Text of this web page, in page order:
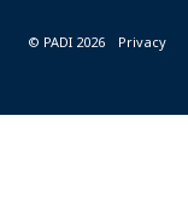
© PADI 2026 Privacy